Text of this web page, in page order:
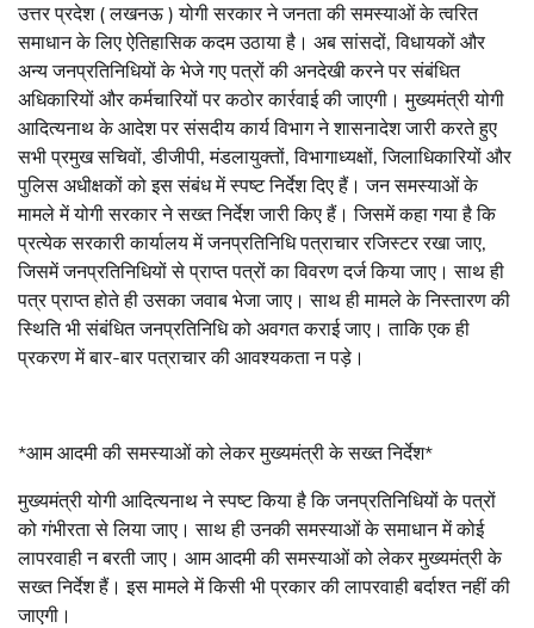
उत्तर प्रदेश ( लखनऊ ) योगी सरकार ने जनता की समस्याओं के त्वरित
समाधान के लिए ऐतिहासिक कदम उठाया है। अब सांसदों, विधायकों और
अन्य जनप्रतिनिधियों के भेजे गए पत्रों की अनदेखी करने पर संबंधित
अधिकारियों और कर्मचारियों पर कठोर कार्रवाई की जाएगी। मुख्यमंत्री योगी
आदित्यनाथ के आदेश पर संसदीय कार्य विभाग ने शासनादेश जारी करते हुए
सभी प्रमुख सचिवों, डीजीपी, मंडलायुक्तों, विभागाध्यक्षों, जिलाधिकारियों और
पुलिस अधीक्षकों को इस संबंध में स्पष्ट निर्देश दिए हैं। जन समस्याओं के
मामले में योगी सरकार ने सख्त निर्देश जारी किए हैं। जिसमें कहा गया है कि
प्रत्येक सरकारी कार्यालय में जनप्रतिनिधि पत्राचार रजिस्टर रखा जाए,
जिसमें जनप्रतिनिधियों से प्राप्त पत्रों का विवरण दर्ज किया जाए। साथ ही
पत्र प्राप्त होते ही उसका जवाब भेजा जाए। साथ ही मामले के निस्तारण की
स्थिति भी संबंधित जनप्रतिनिधि को अवगत कराई जाए। ताकि एक ही
प्रकरण में बार-बार पत्राचार की आवश्यकता न पड़े।
*आम आदमी की समस्याओं को लेकर मुख्यमंत्री के सख्त निर्देश*
मुख्यमंत्री योगी आदित्यनाथ ने स्पष्ट किया है कि जनप्रतिनिधियों के पत्रों
को गंभीरता से लिया जाए। साथ ही उनकी समस्याओं के समाधान में कोई
लापरवाही न बरती जाए। आम आदमी की समस्याओं को लेकर मुख्यमंत्री के
सख्त निर्देश हैं। इस मामले में किसी भी प्रकार की लापरवाही बर्दाश्त नहीं की
जाएगी।